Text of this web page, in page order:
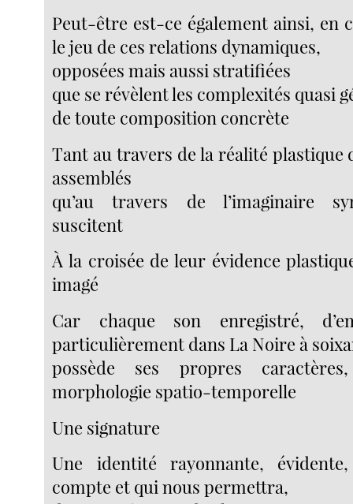
Peut-être est-ce également ainsi, en
le jeu de ces relations dynamiques,
opposées mais aussi stratifiées
que se révèlent les complexités quasi
de toute composition concrète
Tant au travers de la réalité plastique
assemblés
qu’au travers de l’imaginaire
suscitent
À la croisée de leur évidence
imagé
Car chaque son enregistré,
particulièrement dans La Noire à
possède ses propres
morphologie spatio-temporelle
Une signature
Une identité rayonnante,
compte et qui nous permettra,